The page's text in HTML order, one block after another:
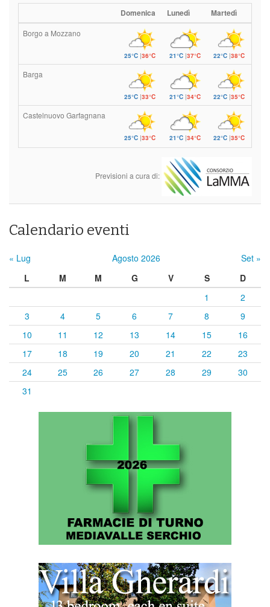
Domenica Lunedì Martedì
Borgo a Mozzano
25°C|36°C 21°C|37°C 22°C |38°C
Barga
25°C|33°C 21°C|34°C 22°C |35°C
Castelnuovo Garfagnana
25°C|33°C 21°C|34°C 22°C |35°C
Previsioni a cura di:
Calendario eventi
« Lug Agosto 2026
Set »
L
M M G V S
D
1
2
3
4 5 6 7 8
9
10
11 12 13 14 15
16
17
18 19 20 21 22
23
24
25 26 27 28 29
30
31